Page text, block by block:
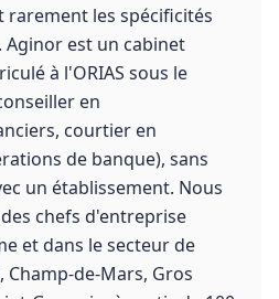
rarement les spécificités
est un cabinet
à l'ORIAS sous le
en
courtier en
de banque), sans
un établissement. Nous
chefs d'entreprise
et dans le secteur de
Champ-de-Mars, Gros